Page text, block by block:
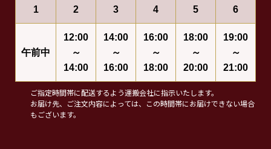
1 2 3 4 5 6
午前中
12:00
～
14:00
14:00
～
16:00
16:00
～
18:00
18:00
～
20:00
19:00
～
21:00
ご指定時間帯に配送するよう運搬会社に指示いたします。
お届け先、ご注文内容によっては、この時間帯にお届けできない場合
もございます。